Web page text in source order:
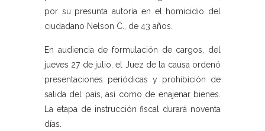
por su presunta autoría en el homicidio del
ciudadano Nelson C., de 43 años.
En audiencia de formulación de cargos, del
jueves 27 de julio, el Juez de la causa ordenó
presentaciones periódicas y prohibición de
salida del país, así como de enajenar bienes.
La etapa de instrucción fiscal durará noventa
días.